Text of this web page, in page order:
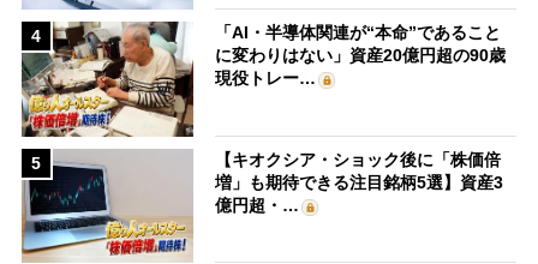
4
「AI・半導体関連が“本命”であること
に変わりはない」資産20億円超の90歳
現役トレー…
5
【キオクシア・ショック後に「株価倍
増」も期待できる注目銘柄5選】資産3
億円超・…